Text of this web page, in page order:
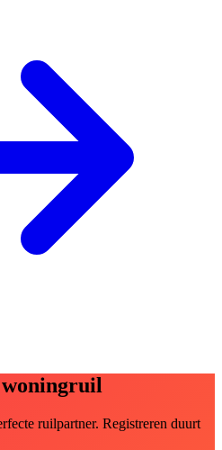
ruilpartner. Registreren duurt